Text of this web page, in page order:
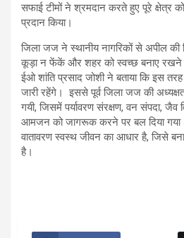
सफाई टीमों ने श्रमदान करते हुए पूरे क्षेत्र
प्रदान किया।
जिला जज ने स्थानीय नागरिकों से अपील की
कूड़ा न फेंकें और शहर को स्वच्छ बनाए रखने
ईओ शांति प्रसाद जोशी ने बताया कि इस
जारी रहेंगे। इससे पूर्व जिला जज की
गयी, जिसमें पर्यावरण संरक्षण, वन संपदा, जैव
आमजन को जागरूक करने पर बल दिया
वातावरण स्वस्थ जीवन का आधार है, जिसे
है।